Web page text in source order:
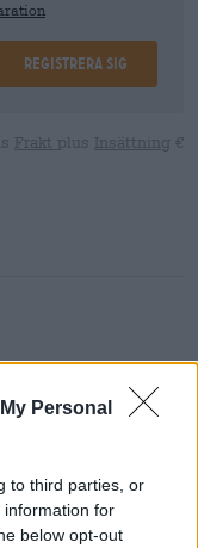
Personal
to third parties, or
information for
below opt-out
Registrera sig
Frakt plus Insättning €